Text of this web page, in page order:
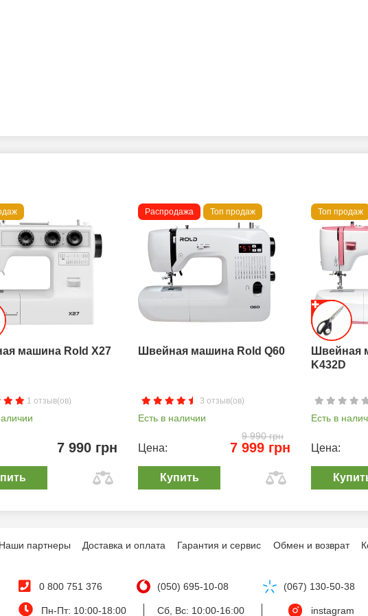
машина Rold X27
1 отзыв(ов)
7 990 грн
Распродажа Топ продаж
Швейная машина Rold Q60
3 отзыв(ов)
Есть в наличии
9 990 грн
Цена: 7 999 грн
Купить
Топ продаж
Швейная
K432D
Есть в
Цена:
Наши партнеры Доставка и оплата Гарантия и сервис Обмен и возврат
0 800 751 376 (050) 695-10-08 (067) 130-50-38
Пн-Пт: 10:00-18:00 Сб, Вс: 10:00-16:00 instagram